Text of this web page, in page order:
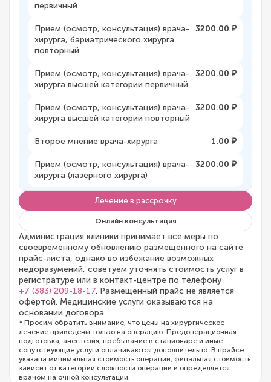
первичный
Прием (осмотр, консультация) врача-
хирурга, бариатрического хирурга
повторный
3200.00 ₽
Прием (осмотр, консультация) врача-
хирурга высшей категории первичный
3200.00 ₽
Прием (осмотр, консультация) врача-
хирурга высшей категории повторный
3200.00 ₽
Второе мнение врача-хирурга 1.00 ₽
Прием (осмотр, консультация) врача-
хирурга (лазерного хирурга)
3200.00 ₽
Лечение в рассрочку
Онлайн консультация
Администрация клиники принимает все меры по
своевременному обновлению размещенного на сайте
прайс-листа, однако во избежание возможных
недоразумений, советуем уточнять стоимость услуг в
регистратуре или в контакт-центре по телефону
+7 (383) 209-18-17. Размещенный прайс не является
офертой. Медицинские услуги оказываются на
основании договора.
* Просим обратить внимание, что цены на хирургическое
лечение приведены только на операцию. Предоперационная
подготовка, анестезия, пребывание в стационаре и иные
сопутствующие услуги оплачиваются дополнительно. В прайсе
указана минимальная стоимость операции, финальная стоимость
зависит от категории сложности операции и определяется
врачом на очной консультации.